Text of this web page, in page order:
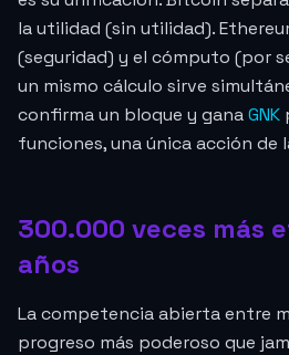
la utilidad (sin utilidad).
(seguridad) y el cómputo (por
un mismo cálculo sirve
confirma un bloque y ganaGNK
funciones, una única acción de
300.000 veces más
años
La competencia abierta entre
progreso más poderoso que